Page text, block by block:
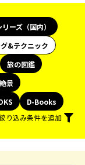
ーズ（国内）
&テクニック
旅の図鑑
景
D-Books
り込み条件を追加